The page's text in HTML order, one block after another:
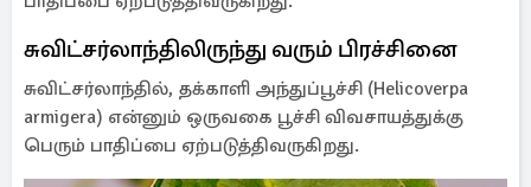
சுவிட்சர்லாந்திலிருந்து வரும் பிரச்சினை
சுவிட்சர்லாந்தில், தக்காளி அந்துப்பூச்சி (Helicoverpa
armigera) என்னும் ஒருவகை பூச்சி விவசாயத்துக்கு
பெரும் பாதிப்பை ஏற்படுத்திவருகிறது.